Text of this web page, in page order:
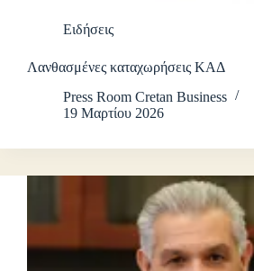
Ειδήσεις
Λανθασμένες καταχωρήσεις ΚΑΔ
Press Room Cretan Business
19 Μαρτίου 2026